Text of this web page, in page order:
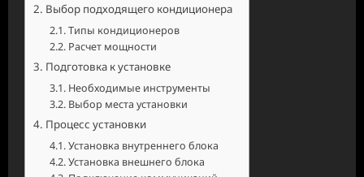
Выбор подходящего кондиционера
Типы кондиционеров
Расчет мощности
Подготовка к установке
Необходимые инструменты
Выбор места установки
Процесс установки
Установка внутреннего блока
Установка внешнего блока